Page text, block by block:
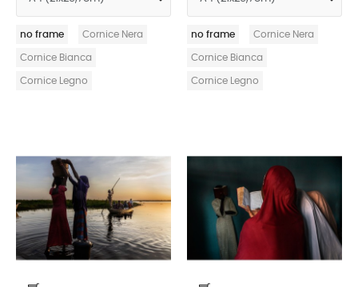
no frame Cornice Nera
Cornice Bianca
Cornice Legno
no frame Cornice Nera
Cornice Bianca
Cornice Legno